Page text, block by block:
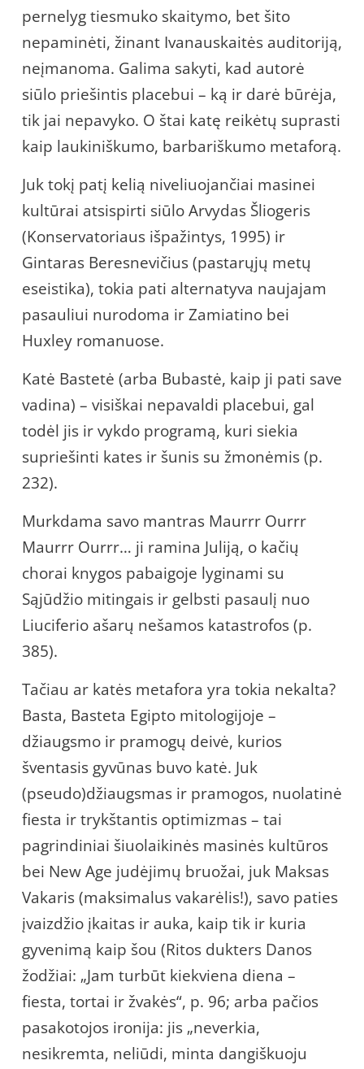
pernelyg tiesmuko skaitymo, bet šito
nepaminėti, žinant Ivanauskaitės auditoriją,
neįmanoma. Galima sakyti, kad autorė
siūlo priešintis placebui – ką ir darė būrėja,
tik jai nepavyko. O štai katę reikėtų suprasti
kaip laukiniškumo, barbariškumo metaforą.
Juk tokį patį kelią niveliuojančiai masinei
kultūrai atsispirti siūlo Arvydas Šliogeris
(Konservatoriaus išpažintys, 1995) ir
Gintaras Beresnevičius (pastarųjų metų
eseistika), tokia pati alternatyva naujajam
pasauliui nurodoma ir Zamiatino bei
Huxley romanuose.
Katė Bastetė (arba Bubastė, kaip ji pati save
vadina) – visiškai nepavaldi placebui, gal
todėl jis ir vykdo programą, kuri siekia
supriešinti kates ir šunis su žmonėmis (p.
232).
Murkdama savo mantras Maurrr Ourrr
Maurrr Ourrr… ji ramina Juliją, o kačių
chorai knygos pabaigoje lyginami su
Sąjūdžio mitingais ir gelbsti pasaulį nuo
Liuciferio ašarų nešamos katastrofos (p.
385).
Tačiau ar katės metafora yra tokia nekalta?
Basta, Basteta Egipto mitologijoje –
džiaugsmo ir pramogų deivė, kurios
šventasis gyvūnas buvo katė. Juk
(pseudo)džiaugsmas ir pramogos, nuolatinė
fiesta ir trykštantis optimizmas – tai
pagrindiniai šiuolaikinės masinės kultūros
bei New Age judėjimų bruožai, juk Maksas
Vakaris (maksimalus vakarėlis!), savo paties
įvaizdžio įkaitas ir auka, kaip tik ir kuria
gyvenimą kaip šou (Ritos dukters Danos
žodžiai: „Jam turbūt kiekviena diena –
fiesta, tortai ir žvakės“, p. 96; arba pačios
pasakotojos ironija: jis „neverkia,
nesikremta, neliūdi, minta dangiškuoju